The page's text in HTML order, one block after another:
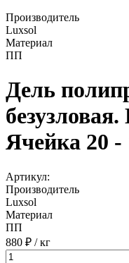
Производитель
Luxsol
Материал
ПП
Дель
Ячейка 20
Артикул:
Производитель
Luxsol
Материал
ПП
880 ₽ / кг